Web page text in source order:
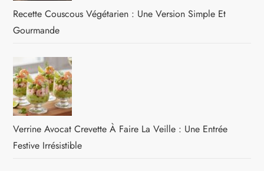
Recette Couscous Végétarien : Une Version Simple Et
Gourmande
Verrine Avocat Crevette À Faire La Veille : Une Entrée
Festive Irrésistible